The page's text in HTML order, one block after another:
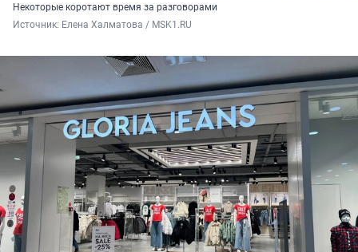
Некоторые коротают время за разговорами
Источник: Елена Халматова / MSK1.RU